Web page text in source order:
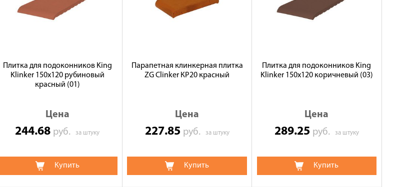
Плитка для подоконников King
Klinker 150х120 рубиновый
красный (01)
Цена
244.68 руб.за штуку
Купить
Парапетная клинкерная плитка
ZG Clinker КР20 красный
Цена
227.85 руб. за штуку
Купить
Плитка для подоконников King
Klinker 150х120 коричневый (03)
Цена
289.25 руб. за штуку
Купить